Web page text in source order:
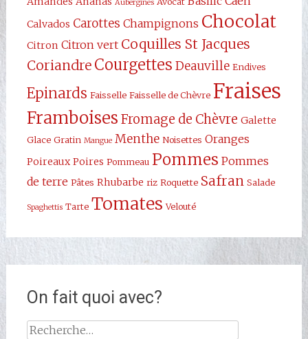
Aubergines
Calvados Carottes Champignons Chocolat
Citron Citron vert Coquilles St Jacques
Coriandre Courgettes Deauville Endives
Epinards Faisselle Faisselle de Chèvre Fraises
Framboises Fromage de Chèvre Galette
Glace Gratin Mangue Menthe Noisettes Oranges
Poireaux Poires Pommeau Pommes Pommes
de terre Pâtes Rhubarbe riz Roquette Safran Salade
Spaghettis Tarte Tomates Velouté
On fait quoi avec?
Rechercher :